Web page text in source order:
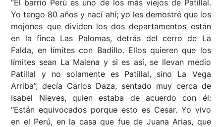
“El barrio Perú es uno de los más viejos de Patillal.
Yo tengo 80 años y nací ahí; yo les demostré que los
mojones que dividen los dos departamentos están
en la finca Las Palomas, detrás del cerro de La
Falda, en límites con Badillo. Ellos quieren que los
límites sean La Malena y si es así, se llevan medio
Patillal y no solamente es Patillal, sino La Vega
Arriba”, decía Carlos Daza, sentado muy cerca de
Isabel Nieves, quien estaba de acuerdo con él:
“Están equivocados porque esto es Cesar. Yo vivo
en el Perú, en la casa que fue de Juana Arias, que